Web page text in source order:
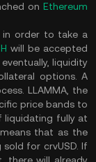
on Ethereum
in order to take a
will be accepted
eventually, liquidity
options. A
LLAMMA, the
price bands to
liquidating fully at
that as the
for crvUSD. If